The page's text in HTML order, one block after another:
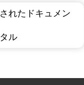
れたドキュメン
ル